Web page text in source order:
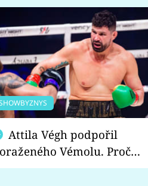
Vémolu. Proč
raději zápasit s ním než